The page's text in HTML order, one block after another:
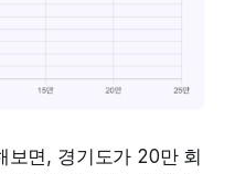
보면, 경기도가 20만 회